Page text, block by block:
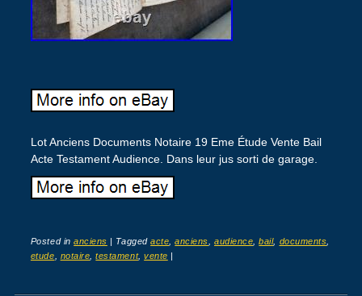
Lot Anciens Documents Notaire 19 Eme Étude Vente Bail
Acte Testament Audience. Dans leur jus sorti de garage.
Posted inanciens | Taggedacte ,anciens ,audience ,bail, documents
etude
notaire ,testament,vente |